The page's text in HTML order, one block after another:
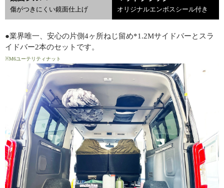
傷がつきにくい鏡面仕上げ オリジナルエンボスシール付き
●業界唯一、安心の片側4ヶ所ねじ留め*1.2Mサイドバーとスラ
イドバー2本のセットです。
※M6ユーテリティナット